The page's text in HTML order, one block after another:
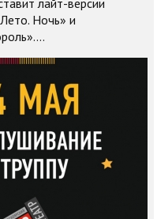
лайт-версии
Ночь» и